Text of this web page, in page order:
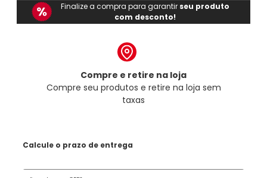
Finalize a compra para garantir seu produto
com desconto!
Compre e retire na loja
Compre seu produtos e retire na loja sem
taxas